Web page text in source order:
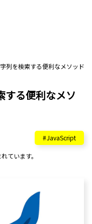
列を検索する便利なメソッド
する便利なメソ
JavaScript
ています。